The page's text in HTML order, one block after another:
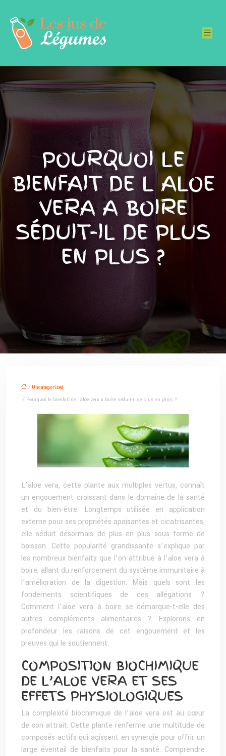
POURQUOI LE
BIENFAIT DE L ALOE
VERA A BOIRE
SÉDUIT-IL DE PLUS
EN PLUS ?
/ Uncategorized
/ Pourquoi le bienfait de l aloe vera a boire séduit-il de plus en plus ?
L’aloe vera, cette plante aux multiples vertus, connaît
un engouement croissant dans le domaine de la santé
et du bien-être. Longtemps utilisée en application
externe pour ses propriétés apaisantes et cicatrisantes,
elle séduit désormais de plus en plus sous forme de
boisson. Cette popularité grandissante s’explique par
les nombreux bienfaits que l’on attribue à l’aloe vera à
boire, allant du renforcement du système immunitaire à
l’amélioration de la digestion. Mais quels sont les
fondements scientifiques de ces allégations ?
Comment l’aloe vera à boire se démarque-t-elle des
autres compléments alimentaires ? Explorons en
profondeur les raisons de cet engouement et les
preuves qui le soutiennent.
COMPOSITION BIOCHIMIQUE
DE L’ALOE VERA ET SES
EFFETS PHYSIOLOGIQUES
La complexité biochimique de l’aloe vera est au cœur
de son attrait. Cette plante renferme une multitude de
composés actifs qui agissent en synergie pour offrir un
large éventail de bienfaits pour la santé. Comprendre